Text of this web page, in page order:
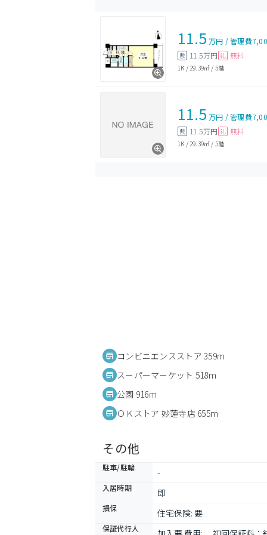
11.5 万円 /管理費
敷 11.5万円 礼 無料
1K / 29.39㎡ / 5階
11.5 万円 /管理費
敷 11.5万円 礼 無料
1K / 29.39㎡ / 5階
コンビニエンスストア 359m
スーパーマーケット 518m
公園 916m
ＯＫストア 妙蓮寺店 655m
その他
駐車/駐輪 -
入居時期 即
損保 住宅保険: 要
保証代行人